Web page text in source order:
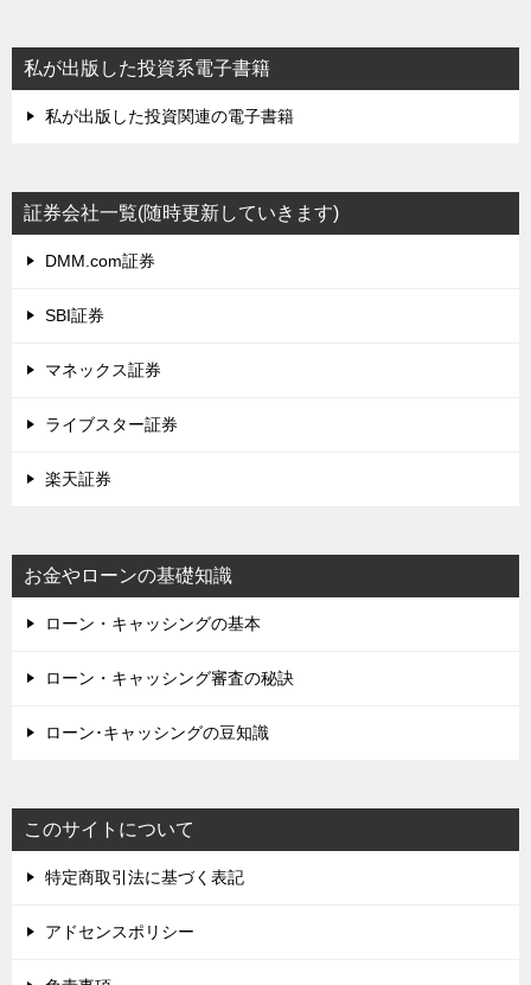
私が出版した投資系電子書籍
私が出版した投資関連の電子書籍
証券会社一覧(随時更新していきます)
DMM.com証券
SBI証券
マネックス証券
ライブスター証券
楽天証券
お金やローンの基礎知識
ローン・キャッシングの基本
ローン・キャッシング審査の秘訣
ローン･キャッシングの豆知識
このサイトについて
特定商取引法に基づく表記
アドセンスポリシー